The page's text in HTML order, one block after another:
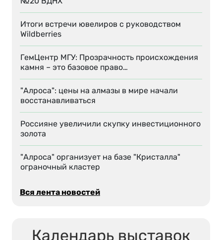
Итоги встречи ювелиров с руководством
Wildberries
ГемЦентр МГУ: Прозрачность происхождения
камня – это базовое право…
"Алроса": цены на алмазы в мире начали
восстанавливаться
Россияне увеличили скупку инвестиционного
золота
"Алроса" организует на базе "Кристалла"
ограночный кластер
Вся лента новостей
Календарь выставок